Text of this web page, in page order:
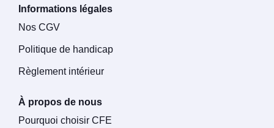
Informations légales
Nos CGV
Politique de handicap
Règlement intérieur
À propos de nous
Pourquoi choisir CFE